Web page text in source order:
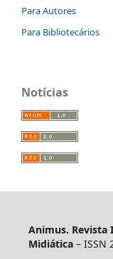
Para Autores
Para Bibliotecários
Notícias
Animus. Revista
Midiática– ISSN